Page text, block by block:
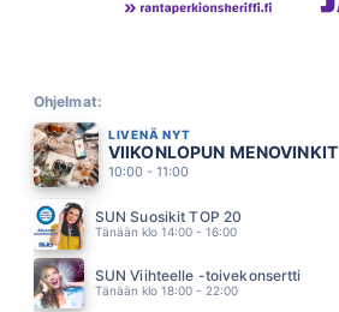
HURMA
06.08
MANSIKKAA JA VALKOAPILAA
NELJÄNSUORA
06.01
A AALLON RYTMIORKESTERI
05.58
ANNA PUU
05.54
Ohjelmat:
LIVENÄ NYT
VIIKONLOPUN MENOVINKIT
10:00 - 11:00
SUN Suosikit TOP 20
Tänään klo 14:00 - 16:00
SUN Viihteelle -toivekonsertti
Tänään klo 18:00 - 22:00